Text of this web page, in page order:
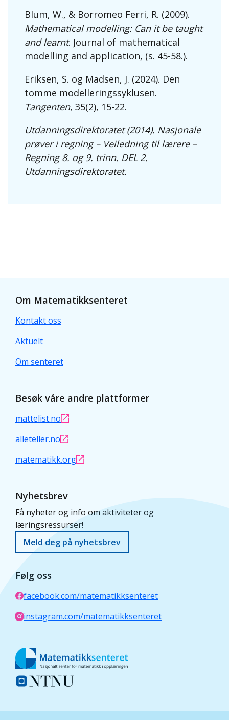
Blum, W., & Borromeo Ferri, R. (2009).
Mathematical modelling: Can it be taught
and learnt. Journal of mathematical
modelling and application, (s. 45-58.).
Eriksen, S. og Madsen, J. (2024). Den
tomme modelleringssyklusen.
Tangenten, 35(2), 15-22.
Utdanningsdirektoratet (2014). Nasjonale
prøver i regning – Veiledning til lærere –
Regning 8. og 9. trinn. DEL 2.
Utdanningsdirektoratet.
Om Matematikksenteret
Kontakt oss
Aktuelt
Om senteret
Besøk våre andre plattformer
mattelist.no
alleteller.no
matematikk.org
Nyhetsbrev
Få nyheter og info om aktiviteter og
læringsressurser!
Meld deg på nyhetsbrev
Følg oss
facebook.com/matematikksenteret
instagram.com/matematikksenteret